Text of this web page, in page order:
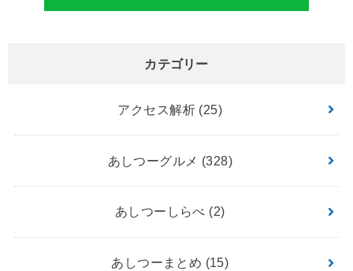
カテゴリー
アクセス解析 (25)
あしつーグルメ (328)
あしつーしらべ (2)
あしつーまとめ (15)